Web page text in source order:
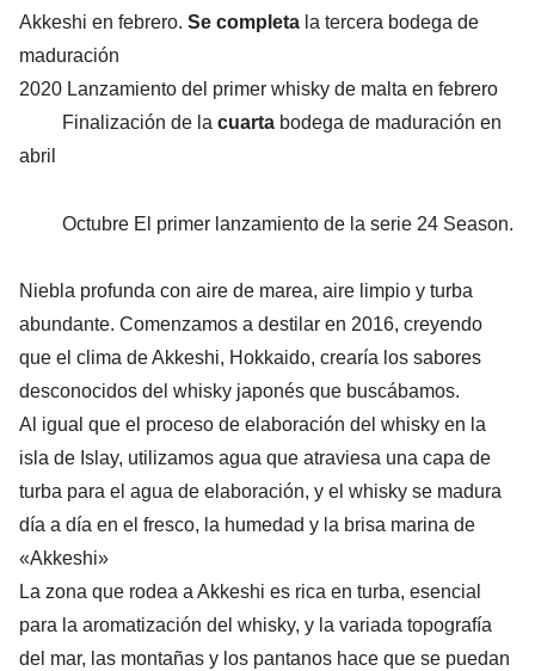
Akkeshi en febrero. Se completa la tercera bodega de
maduración
2020 Lanzamiento del primer whisky de malta en febrero
Finalización de la cuarta bodega de maduración en
abril
Octubre El primer lanzamiento de la serie 24 Season.
Niebla profunda con aire de marea, aire limpio y turba
abundante. Comenzamos a destilar en 2016, creyendo
que el clima de Akkeshi, Hokkaido, crearía los sabores
desconocidos del whisky japonés que buscábamos.
Al igual que el proceso de elaboración del whisky en la
isla de Islay, utilizamos agua que atraviesa una capa de
turba para el agua de elaboración, y el whisky se madura
día a día en el fresco, la humedad y la brisa marina de
«Akkeshi»
La zona que rodea a Akkeshi es rica en turba, esencial
para la aromatización del whisky, y la variada topografía
del mar, las montañas y los pantanos hace que se puedan